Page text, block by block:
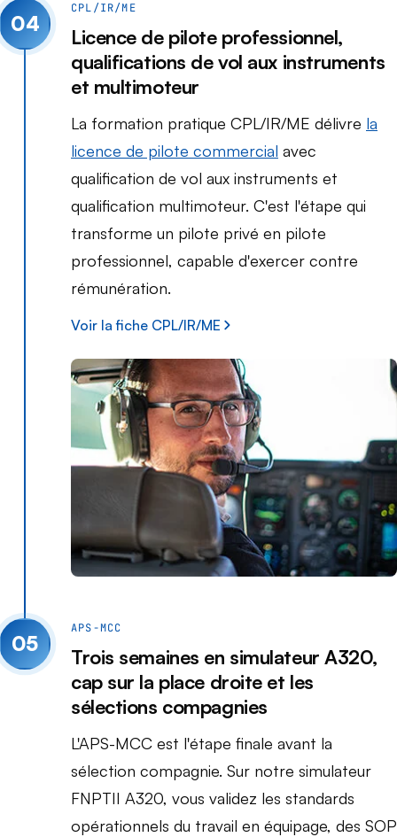
04
CPL/IR/ME
Licence de pilote professionnel,
qualifications de vol aux instruments
et multimoteur
La formation pratique CPL/IR/ME délivre la
licence de pilote commercial avec
qualification de vol aux instruments et
qualification multimoteur. C'est l'étape qui
transforme un pilote privé en pilote
professionnel, capable d'exercer contre
rémunération.
Voir la fiche CPL/IR/ME
05
APS-MCC
Trois semaines en simulateur A320,
cap sur la place droite et les
sélections compagnies
L'APS-MCC est l'étape finale avant la
sélection compagnie. Sur notre simulateur
FNPTII A320, vous validez les standards
opérationnels du travail en équipage, des SOP